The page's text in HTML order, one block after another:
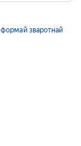
формай зваротнай